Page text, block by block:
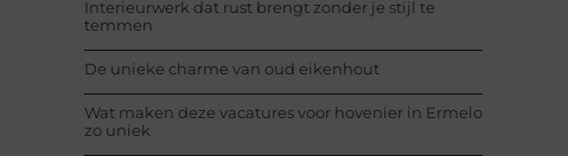
Interieurwerk dat rust brengt zonder je stijl te
temmen
De unieke charme van oud eikenhout
Wat maken deze vacatures voor hovenier in Ermelo
zo uniek